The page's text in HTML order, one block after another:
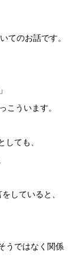
てのお話です。
こういます。
ても、
していると、
うではなく関係